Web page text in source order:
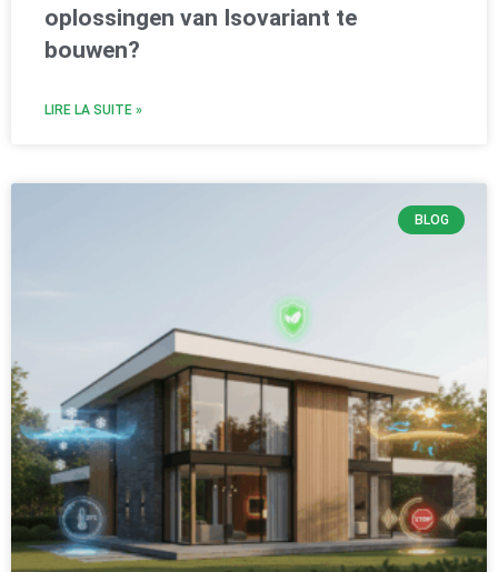
oplossingen van Isovariant te
bouwen?
LIRE LA SUITE »
BLOG